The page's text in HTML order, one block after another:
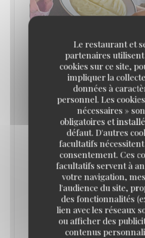
Le restaurant et
partenaires utilisent
cookies sur ce site,
impliquer la
données à
personnel. Les
nécessaires »
obligatoires et
défaut. D'autres
facultatifs
consentement. Ces
facultatifs servent à
votre navigation,
l'audience du site,
des fonctionnalités
lien avec les réseaux
ou afficher des
contenus
LES 10 MEILLEURS
AUTHENTIQUES ET
PARISIENS (ILS SONT TOUS
04/07/2025
La Brasserie Lipp
Au cœur du très animé Saint-
Brasserie parisienne Lipp conserve
d’antan et l’esthétique artistique du
dernier. Dans cette institution du
Rive Gauche, on retrouve avec joie